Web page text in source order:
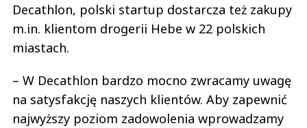
Decathlon, polski startup dostarcza też zakupy
m.in. klientom drogerii Hebe w 22 polskich
miastach.
– W Decathlon bardzo mocno zwracamy uwagę
na satysfakcję naszych klientów. Aby zapewnić
najwyższy poziom zadowolenia wprowadzamy